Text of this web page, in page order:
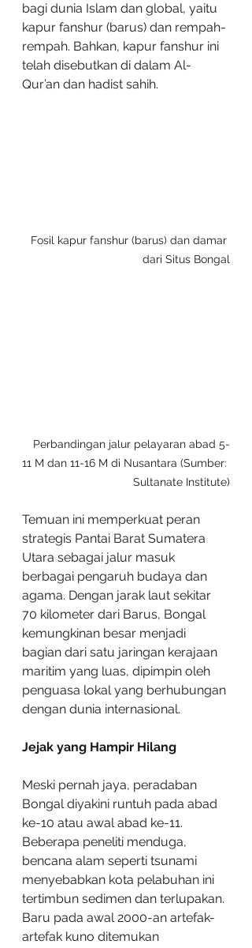
bagi dunia Islam dan global, yaitu
kapur fanshur (barus) dan rempah-
rempah. Bahkan, kapur fanshur ini
telah disebutkan di dalam Al-
Qur’an dan hadist sahih.
Fosil kapur fanshur (barus) dan damar
dari Situs Bongal
Perbandingan jalur pelayaran abad 5-
11 M dan 11-16 M di Nusantara (Sumber:
Sultanate Institute)
Temuan ini memperkuat peran
strategis Pantai Barat Sumatera
Utara sebagai jalur masuk
berbagai pengaruh budaya dan
agama. Dengan jarak laut sekitar
70 kilometer dari Barus, Bongal
kemungkinan besar menjadi
bagian dari satu jaringan kerajaan
maritim yang luas, dipimpin oleh
penguasa lokal yang berhubungan
dengan dunia internasional.
Jejak yang Hampir Hilang
Meski pernah jaya, peradaban
Bongal diyakini runtuh pada abad
ke-10 atau awal abad ke-11.
Beberapa peneliti menduga,
bencana alam seperti tsunami
menyebabkan kota pelabuhan ini
tertimbun sedimen dan terlupakan.
Baru pada awal 2000-an artefak-
artefak kuno ditemukan